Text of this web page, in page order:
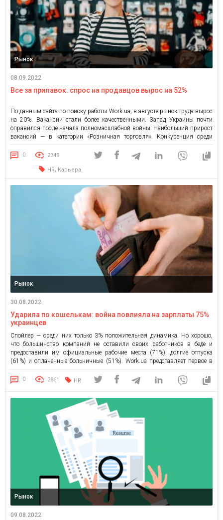
Рынок
08.09.2022
Все за прилавок: спрос на продавцов вырос на 52%
По данным сайта по поиску работы Work.ua, в августе рынок труда вырос
на 20%. Вакансии стали более качественными. Запад Украины почти
оправился после начала полномасштабной войны. Наибольший прирост
вакансий — в категории «Розничная торговля». Конкуренция среди
соискателей падает. Зарплаты стабильны. В августе количество
актуальных вакансий выросло до 48 547 (+20% к июлю). Вместе с тем, […]
0 2349
HR, Карьера
Рынок
30.08.2022
Ударила по кошелькам: война повлияла на зарплаты 75%
украинцев
Спойлер — среди них только 3% положительная динамика. Но хорошо,
что большинство компаний не оставили своих работников в беде и
предоставили им официальные рабочие места (71%), долгие отпуска
(61%) и оплаченные больничные (51%). Work.ua представляет первое в
Украине масштабное исследование зарплат в военный период в
зависимости от должности, уровня профессионализма, пола и знания
0 2861 HR
Рынок
09.08.2022